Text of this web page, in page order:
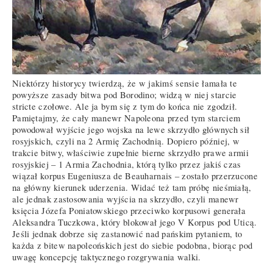
Niektórzy historycy twierdzą, że w jakimś sensie łamała te
powyższe zasady bitwa pod Borodino; widzą w niej starcie
stricte czołowe. Ale ja bym się z tym do końca nie zgodził.
Pamiętajmy, że cały manewr Napoleona przed tym starciem
powodował wyjście jego wojska na lewe skrzydło głównych sił
rosyjskich, czyli na 2 Armię Zachodnią. Dopiero później, w
trakcie bitwy, właściwie zupełnie bierne skrzydło prawe armii
rosyjskiej – 1 Armia Zachodnia, którą tylko przez jakiś czas
wiązał korpus Eugeniusza de Beauharnais – zostało przerzucone
na główny kierunek uderzenia. Widać też tam próbę nieśmiałą,
ale jednak zastosowania wyjścia na skrzydło, czyli manewr
księcia Józefa Poniatowskiego przeciwko korpusowi generała
Aleksandra Tuczkowa, który blokował jego V Korpus pod Uticą.
Jeśli jednak dobrze się zastanowić nad pańskim pytaniem, to
każda z bitew napoleońskich jest do siebie podobna, biorąc pod
uwagę koncepcję taktycznego rozgrywania walki.